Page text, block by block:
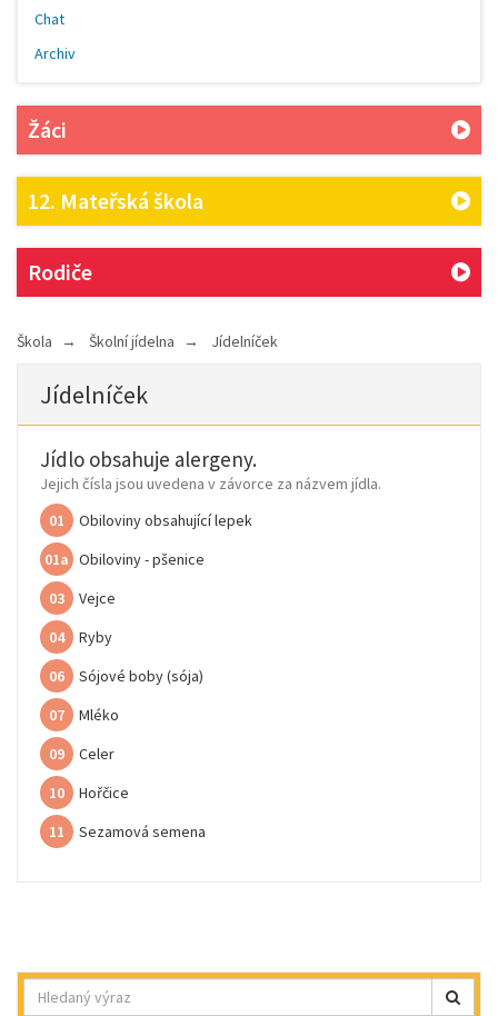
Chat
Archiv
Žáci
12. Mateřská škola
Rodiče
Škola Školní jídelna Jídelníček
Jídelníček
Jídlo obsahuje alergeny.
Jejich čísla jsou uvedena v závorce za názvem jídla.
01
Obiloviny obsahující lepek
01a Obiloviny - pšenice
03
Vejce
04
Ryby
06
Sójové boby (sója)
07
Mléko
09
Celer
10
Hořčice
11
Sezamová semena
Hledat